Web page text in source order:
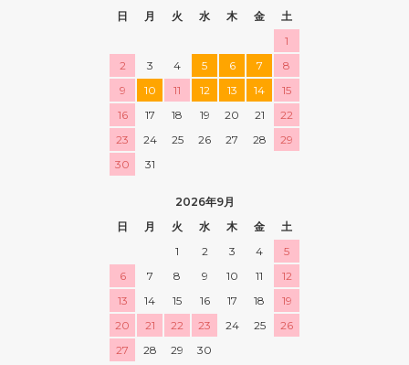
日
月 火 水 木 金
土
1
2
3 4 5 6 7
8
9
10 11 12 13 14
15
16
17 18 19 20 21
22
23
24 25 26 27 28
29
30
31
2026年9月
日
月 火 水 木 金
土
1
2 3 4
5
6
7 8 9 10 11
12
13
14 15 16 17 18
19
20
21 22 23 24 25
26
27
28 29 30